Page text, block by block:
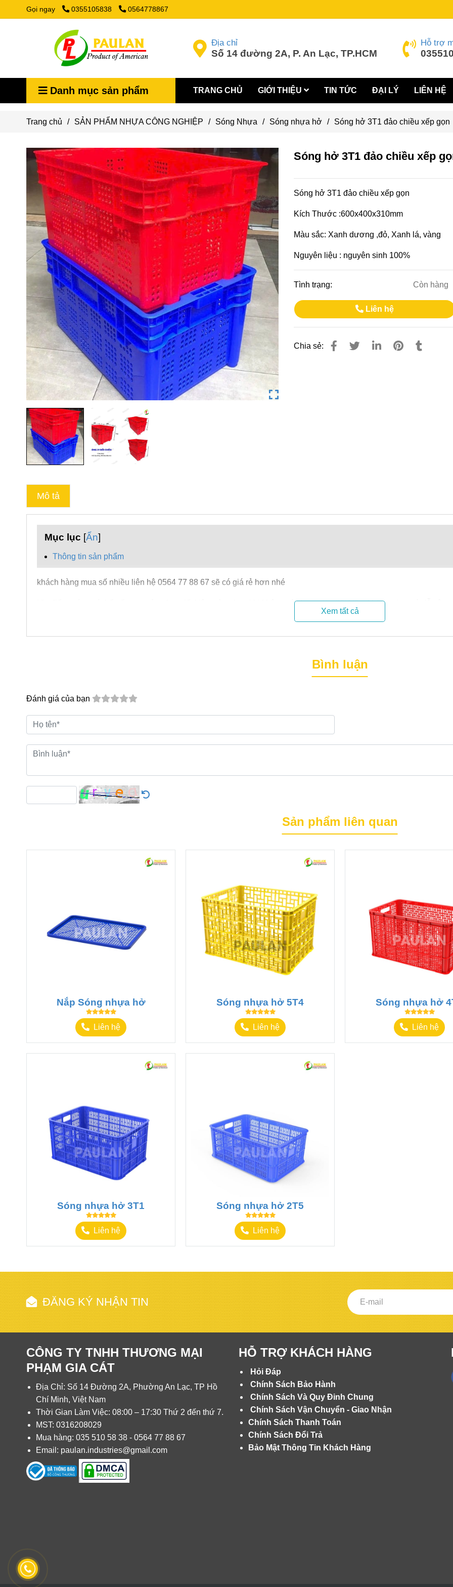
Gọi ngay 0355105838 0564778867
Địa chỉ
Số 14 đường 2A, P. An Lạc, TP.HCM
Hỗ trợ
Danh mục sản phẩm TRANG CHỦ GIỚI THIỆU TIN TỨC ĐẠI LÝ LIÊN HỆ
Trang chủ / SẢN PHẨM NHỰA CÔNG NGHIỆP / Sóng Nhựa / Sóng nhựa hở / Sóng hở 3T1 đảo chiều xếp gọn
Sóng hở 3T1 đảo chiều xếp
Sóng hở 3T1 đảo chiều xếp gọn
Kích Thước :600x400x310mm
Màu sắc: Xanh dương ,đỏ, Xanh lá, vàng
Nguyên liệu : nguyên sinh 100%
Tình trạng: Còn hàng
Liên hệ
Chia sẻ:
Mô tả
Mục lục [Ẩn]
Thông tin sản phẩm
khách hàng mua số nhiều liên hệ 0564 77 88 67 sẽ có giá rẻ hơn nhé
Ưu điểm: sóng có thể xếp gọn vào nhau tiết kiệm vào nhau khi không sử dụng giúp tiết kiệm không gian, và dễ
Sóng Hở.3T1 .đảo chiều chuyên dùng ,giúp vận chuyển dễ dàng, tiết kiệm không gian
Thông tin sản phẩm
Kích Thước :600x400x310mm
Màu sắc: Xanh dương ,đỏ, Xanh lá, vàng
Nguyên liệu : nguyên sinh 100%
Xem tất cả
Bình luận
Đánh giá của bạn
Sản phẩm liên quan
Nắp Sóng nhựa hở
Liên hệ
Sóng nhựa hở 5T4
Liên hệ
Sóng nhựa hở
Liên hệ
Sóng nhựa hở 3T1
Liên hệ
Sóng nhựa hở 2T5
Liên hệ
ĐĂNG KÝ NHẬN TIN
CÔNG TY TNHH THƯƠNG MẠI
PHẠM GIA CÁT
Địa Chỉ: Số 14 Đường 2A, Phường An Lạc, TP Hồ
Chí Minh, Việt Nam
Thời Gian Làm Việc: 08:00 – 17:30 Thứ 2 đến thứ 7.
MST: 0316208029
Mua hàng: 035 510 58 38 - 0564 77 88 67
Email: paulan.industries@gmail.com
HỖ TRỢ KHÁCH HÀNG
Hỏi Đáp
Chính Sách Bảo Hành
Chính Sách Và Quy Đinh Chung
Chính Sách Vận Chuyển - Giao Nhận
Chính Sách Thanh Toán
Chính Sách Đổi Trả
Bảo Mật Thông Tin Khách Hàng